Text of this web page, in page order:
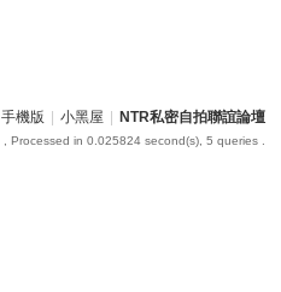
手機版 小黑屋 NTR私密自拍聯誼論壇
, Processed in 0.025824 second(s), 5 queries .